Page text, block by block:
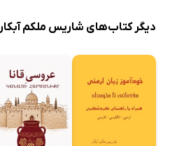
دیگر کتاب‌های شاریس ملکم آبکار